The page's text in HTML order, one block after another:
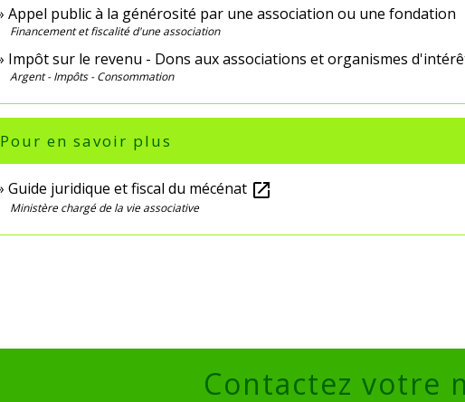
Appel public à la générosité par une association ou une fondation
Financement et fiscalité d'une association
Impôt sur le revenu - Dons aux associations et organismes
Argent - Impôts - Consommation
Pour en savoir plus
Guide juridique et fiscal du mécénat open_in_new
Ministère chargé de la vie associative
Contactez votre